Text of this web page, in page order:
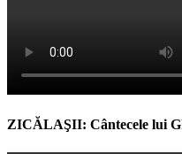
ZICĂLAŞII: Cântecele lui